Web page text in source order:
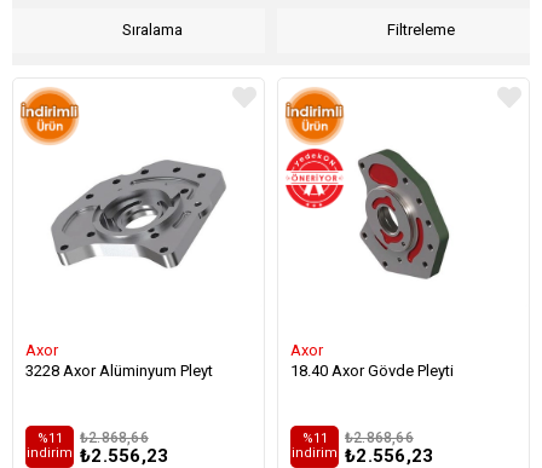
Filtreleme
Sıralama
Axor
3228 Axor Alüminyum Pleyt
₺2.556,23
₺2.868,66
%11
i̇ndirim
Axor
18.40 Axor Gövde Pleyti
₺2.556,23
₺2.868,66
%11
i̇ndirim